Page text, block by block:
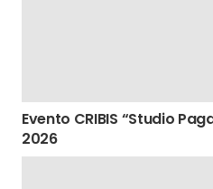
Evento CRIBIS “Studio
2026